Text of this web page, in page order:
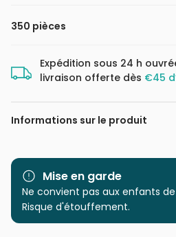
350 pièces
Expédition sous 24 h
livraison offerte dès €45
Informations sur le produit
Marque
Catégorie
Mise en garde
Ne convient pas aux enfants
Risque d'étouffement.